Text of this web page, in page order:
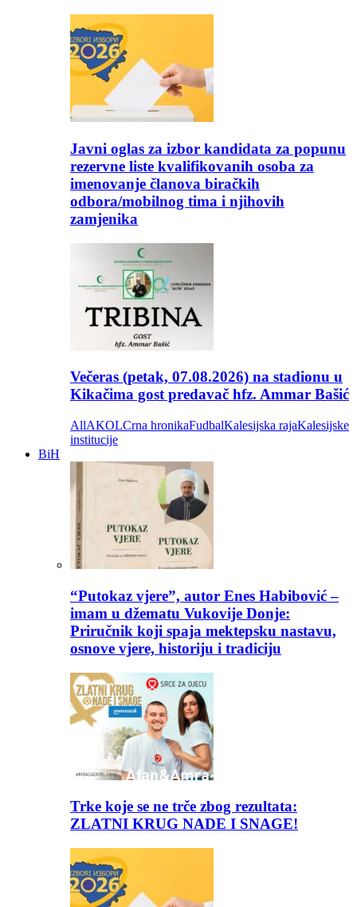
Javni oglas za izbor kandidata za popunu
rezervne liste kvalifikovanih osoba za
imenovanje članova biračkih
odbora/mobilnog tima i njihovih
zamjenika
Večeras (petak, 07.08.2026) na stadionu u
Kikačima gost predavač hfz. Ammar Bašić
AllAKOLCrna hronikaFudbalKalesijska rajaKalesijske
institucije
BiH
“Putokaz vjere”, autor Enes Habibović –
imam u džematu Vukovije Donje:
Priručnik koji spaja mektepsku nastavu,
osnove vjere, historiju i tradiciju
Trke koje se ne trče zbog rezultata:
ZLATNI KRUG NADE I SNAGE!